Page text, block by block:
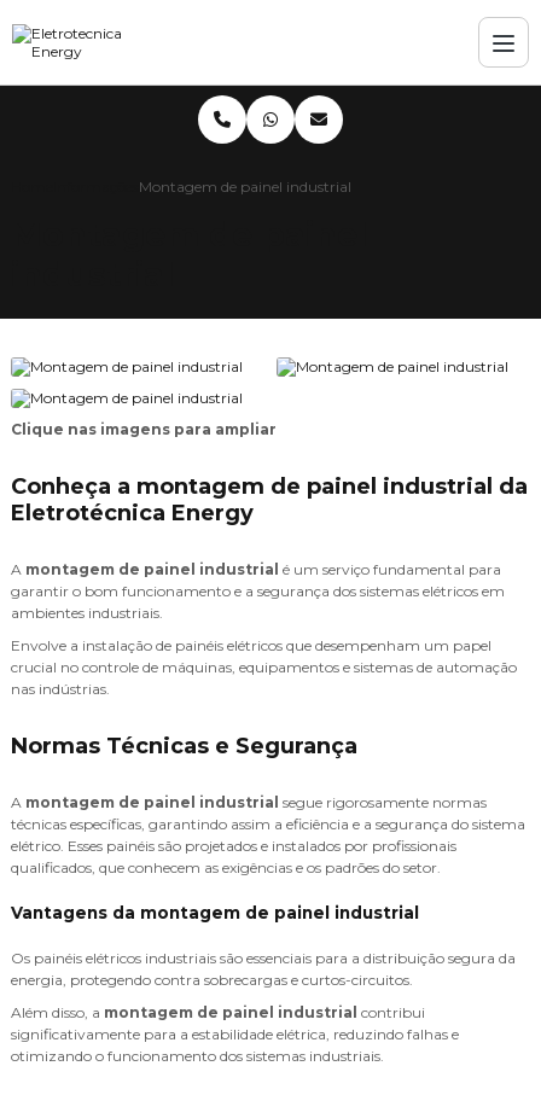
Montagem de painel industrial
Clique nas imagens para ampliar
Conheça a montagem de painel industrial da
Eletrotécnica Energy
A montagem de painel industrial é um serviço fundamental para
garantir o bom funcionamento e a segurança dos sistemas elétricos em
ambientes industriais.
Envolve a instalação de painéis elétricos que desempenham um papel
crucial no controle de máquinas, equipamentos e sistemas de automação
nas indústrias.
Normas Técnicas e Segurança
A montagem de painel industrial segue rigorosamente normas
técnicas específicas, garantindo assim a eficiência e a segurança do sistema
elétrico. Esses painéis são projetados e instalados por profissionais
qualificados, que conhecem as exigências e os padrões do setor.
Vantagens da montagem de painel industrial
Os painéis elétricos industriais são essenciais para a distribuição segura da
energia, protegendo contra sobrecargas e curtos-circuitos.
Além disso, a montagem de painel industrial contribui
significativamente para a estabilidade elétrica, reduzindo falhas e
otimizando o funcionamento dos sistemas industriais.